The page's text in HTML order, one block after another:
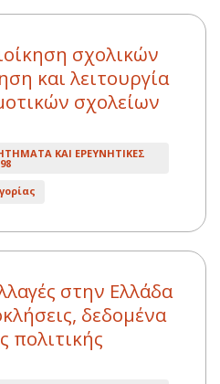
σχολικών
και λειτουργία
σχολείων
ΚΑΙ ΕΡΕΥΝΗΤΙΚΕΣ
στην Ελλάδα
δεδομένα
πολιτικής